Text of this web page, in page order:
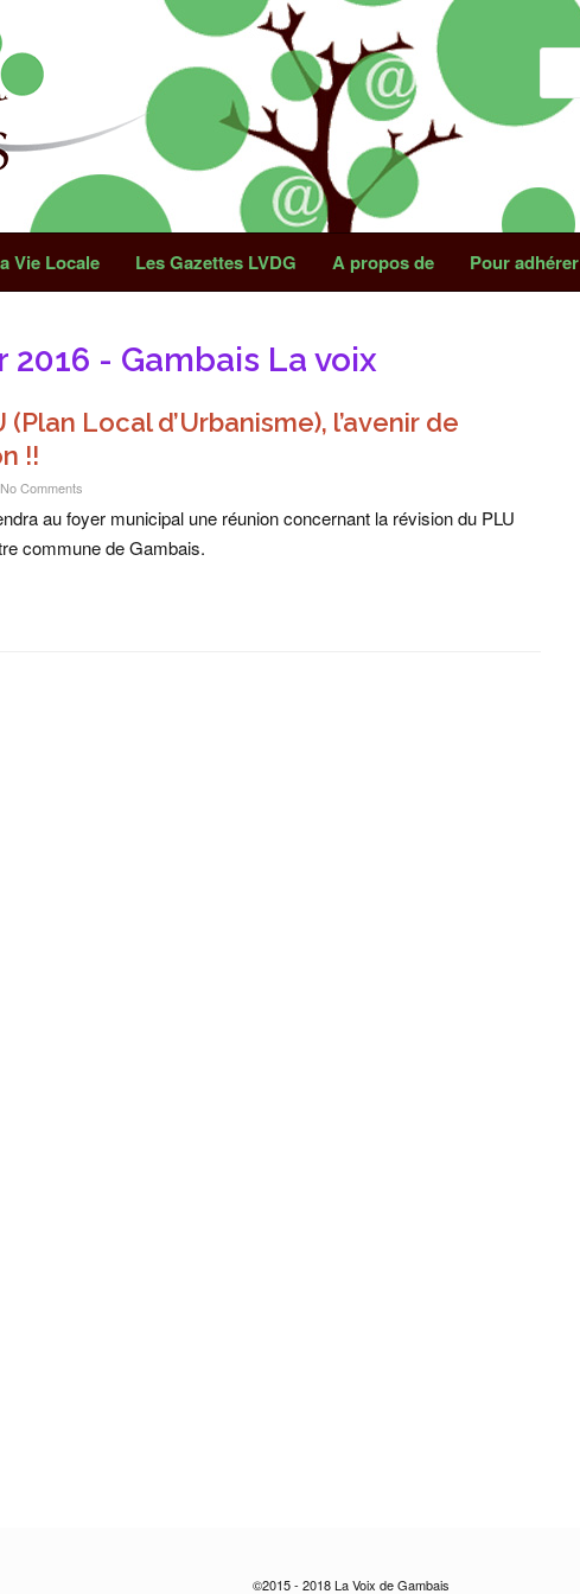
Vie Locale Les Gazettes LVDG A propos de Pour adhérer
- Gambais La voix
(Plan Local d’Urbanisme), l’avenir de
!!
No Comments
au foyer municipal une réunion concernant la révision du PLU
commune de Gambais.
©2015 - 2018 La Voix de Gambais